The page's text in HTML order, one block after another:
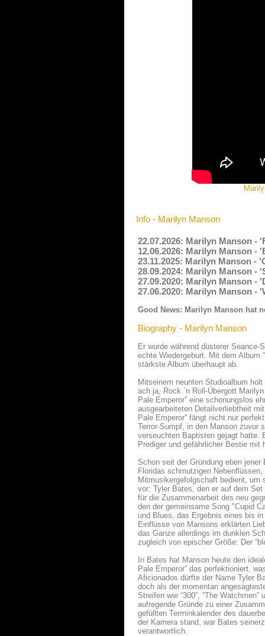
Info - Marilyn Manson
22.07.2026: Marilyn Manson -
12.06.2026: Marilyn Manson
23.11.2025: Marilyn Manson -
28.09.2024: Marilyn Manson
27.09.2020: Marilyn Manson -
27.06.2020: Marilyn Manson -
Good News: Marilyn Manson hat
Biography - Marilyn Manson
Er wurde während düsterer
echte Wiedergeburt. Mit dem Album
stärkste Album überhaupt ab.
Mitseinem neunten Studioalbum
ach ja, Rock `n Roll-Übergott
Pale Emperor” eine schonungslos
ausgearbeiteten Detailverliebtheit
Pale Emperor” fängt nicht nur
Terror-Sumpf, in den Manson zuvor
verseuchten Baptisten gejagt hatte.
Prediger und gefährlicher Bestie
Schon seit der Gründung eben
Floridas schmutzigen
Mitmusikergefolgschaft bedient,
vor: Tyler Bates, den er auf dem
für die Zusammenarbeit des neu
den der gemeinsame Song "Cupid
und Blues, das Ergebnis eines bis
Einflüsse von Mansons erklärten
das Ganze allerdings im dunklen
zugleich von epischer Größe: Der
In Bates hat Manson heute den
Pale Emperor” das perfektioniert,
Aficionados dürfte der Name Tyler
doch als der momentan
Streifen wie “300”, “The
aufregende Gründe zu einer
gefüllten Terminkalender des
der Kamera stand, war Bates
verantwortlich.